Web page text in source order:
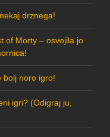
drznega!
of Morty – osvojila jo
bolj noro igro!
igri? (Odigraj ju,